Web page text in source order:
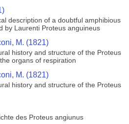
description of a doubtful amphibious
by Laurenti Proteus anguineus
M. (1821)
history and structure of the Proteus
organs of respiration
M. (1821)
history and structure of the Proteus
des Proteus angiunus